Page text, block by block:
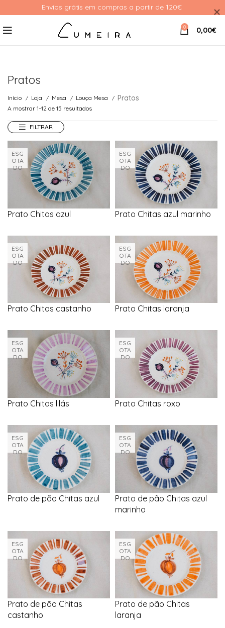
0 0,00€
Pratos
Início Loja Mesa Louça Mesa Pratos
A mostrar 1–12 de 15 resultados
FILTRAR
ESG
OTA
DO
Prato Chitas azul
ESG
OTA
DO
Prato Chitas azul marinho
ESG
OTA
DO
Prato Chitas castanho
ESG
OTA
DO
Prato Chitas laranja
ESG
OTA
DO
Prato Chitas lilás
ESG
OTA
DO
Prato Chitas roxo
ESG
OTA
DO
Prato de pão Chitas azul
ESG
OTA
DO
Prato de pão Chitas azul
marinho
ESG
OTA
DO
Prato de pão Chitas
castanho
ESG
OTA
DO
Prato de pão Chitas
laranja
Envios grátis em compras a partir de 120€